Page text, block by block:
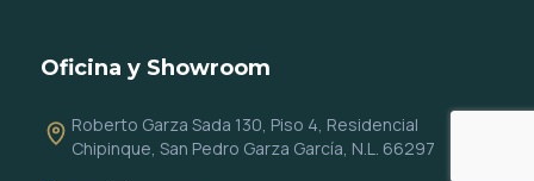
Oficina y Showroom
Roberto Garza Sada 130, Piso 4, Residencial
Chipinque, San Pedro Garza García, N.L. 66297